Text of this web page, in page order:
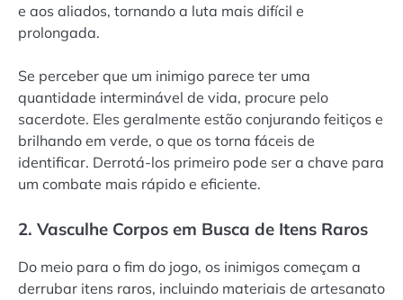
e aos aliados, tornando a luta mais difícil e
prolongada.
Se perceber que um inimigo parece ter uma
quantidade interminável de vida, procure pelo
sacerdote. Eles geralmente estão conjurando feitiços e
brilhando em verde, o que os torna fáceis de
identificar. Derrotá-los primeiro pode ser a chave para
um combate mais rápido e eficiente.
2. Vasculhe Corpos em Busca de Itens Raros
Do meio para o fim do jogo, os inimigos começam a
derrubar itens raros, incluindo materiais de artesanato